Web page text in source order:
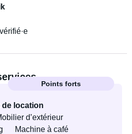
Points forts
de location
d’extérieur
Machine à café